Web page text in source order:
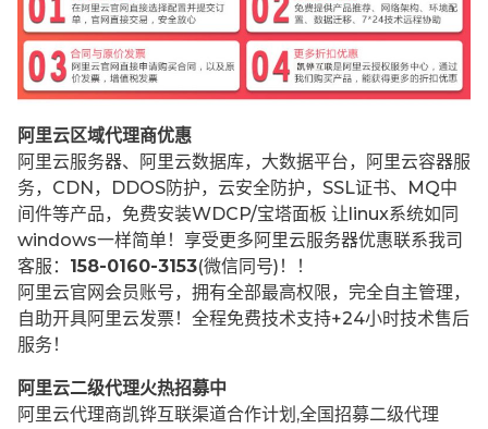
阿里云区域代理商优惠
阿里云服务器、阿里云数据库，大数据平台，阿里云容器服
务，CDN，DDOS防护，云安全防护，SSL证书、MQ中
间件等产品，免费安装WDCP/宝塔面板 让 linux系统如同
windows一样简单！享受更多阿里云服务器优惠联系我司
客服： 158-0160-3153(微信同号)！！
阿里云官网会员账号，拥有全部最高权限，完全自主管理，
自助开具阿里云发票！全程免费技术支持+24小时技术售后
服务！
阿里云二级代理火热招募中
阿里云代理商凯铧互联渠道合作计划,全国招募二级代理